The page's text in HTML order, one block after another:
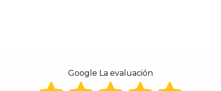
Google La evaluación